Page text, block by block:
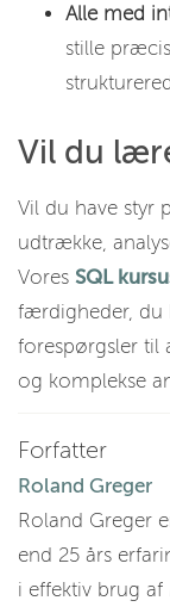
Alle med
stille
Vil du
Vil du have styr
udtrække,
Vores SQL
færdigheder, du
forespørgsler til
og komplekse
Forfatter
Roland Greger
Roland Greger
end 25 års
i effektiv brug af